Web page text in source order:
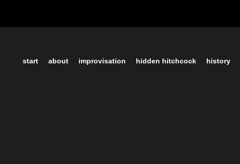
start about improvisation hidden hitchcock history